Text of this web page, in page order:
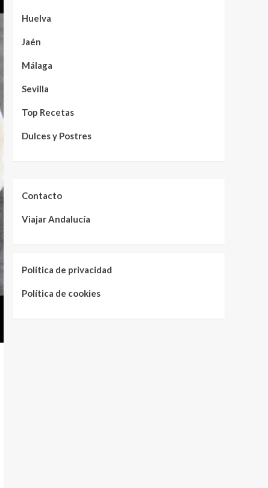
Huelva
Jaén
Málaga
Sevilla
Top Recetas
Dulces y Postres
Contacto
Viajar Andalucía
Política de privacidad
Política de cookies